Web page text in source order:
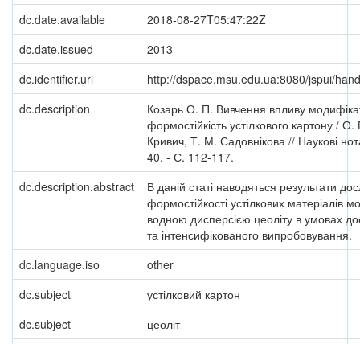
dc.date.available
2018-08-27T05:47:22Z
dc.date.issued
2013
dc.identifier.uri
http://dspace.msu.edu.ua:8080/jspui/
dc.description
Козарь О. П. Вивчення впливу
формостійкість устілкового картону /
Кривич, Т. М. Садовнікова // Наукові
40. - С. 112-117.
dc.description.abstract
В даній статі наводяться результати
формостійкості устілкових матеріалів
водною дисперсією цеоліту в умовах
та інтенсифікованого випробовування.
dc.language.iso
other
dc.subject
устілковий картон
dc.subject
цеоліт